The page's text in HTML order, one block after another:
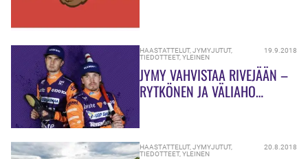
HAASTATTELUT,JYMYJUTUT,
TIEDOTTEET,YLEINEN
19.9.2018
JYMY VAHVISTAA RIVEJÄÄN –
RYTKÖNEN JA VÄLIAHO
HAASTATTELUT,JYMYJUTUT,
TIEDOTTEET,YLEINEN
20.8.2018